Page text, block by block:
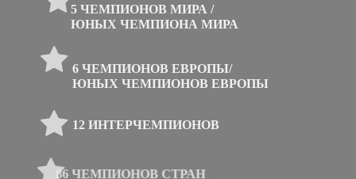
5 ЧЕМПИОНОВ МИРА /
ЮНЫХ ЧЕМПИОНА МИРА
6 ЧЕМПИОНОВ ЕВРОПЫ/
ЮНЫХ ЧЕМПИОНОВ ЕВРОПЫ
12 ИНТЕРЧЕМПИОНОВ
86 ЧЕМПИОНОВ СТРАН